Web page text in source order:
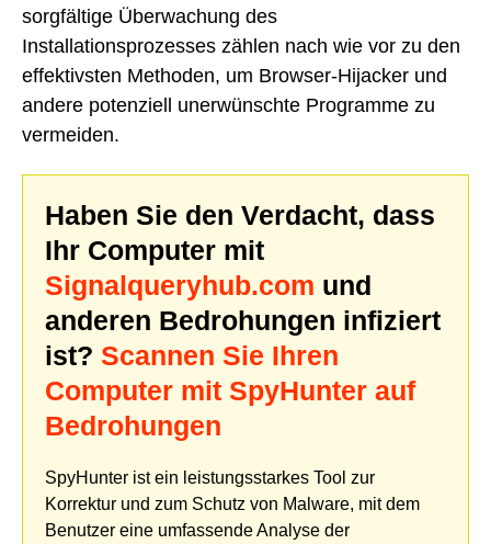
sorgfältige Überwachung des
Installationsprozesses zählen nach wie vor zu den
effektivsten Methoden, um Browser-Hijacker und
andere potenziell unerwünschte Programme zu
vermeiden.
Haben Sie den Verdacht, dass
Ihr Computer mit
Signalqueryhub.com und
anderen Bedrohungen infiziert
ist? Scannen Sie Ihren
Computer mit SpyHunter auf
Bedrohungen
SpyHunter ist ein leistungsstarkes Tool zur
Korrektur und zum Schutz von Malware, mit dem
Benutzer eine umfassende Analyse der